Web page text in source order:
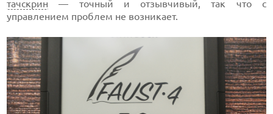
тачскрин — точный и отзывчивый, так что с
управлением проблем не возникает.